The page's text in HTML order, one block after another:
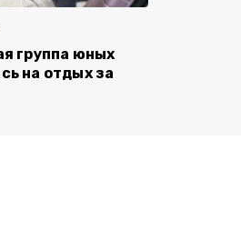
группа юных
на отдых за